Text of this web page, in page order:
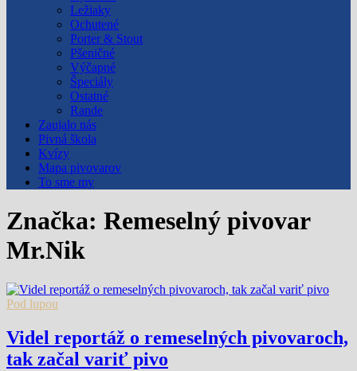
Ležiaky
Ochutené
Porter & Stout
Pšeničné
Výčapné
Špeciály
Ostatné
Rande
Zaujalo nás
Pivná škola
Kvízy
Mapa pivovarov
To sme my
Značka: Remeselný pivovar
Mr.Nik
Pod lupou
Videl reportáž o remeselných pivovaroch,
tak začal variť pivo